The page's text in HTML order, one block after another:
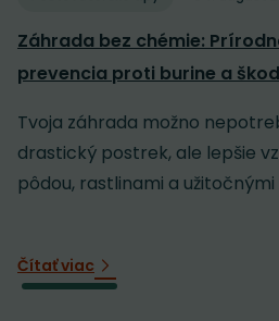
Záhrada bez chémie:
prevencia proti burine a
Tvoja záhrada možno
drastický postrek, ale lepšie
pôdou, rastlinami a užitočnými
Čítať viac